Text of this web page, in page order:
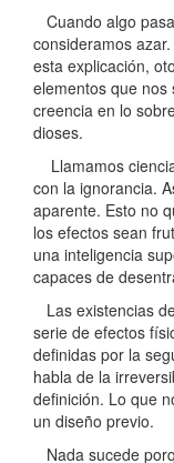
Cuando algo
consideramos
esta explicación,
elementos que nos
creencia en lo
dioses.
Llamamos
con la ignorancia.
aparente. Esto no
los efectos sean
una inteligencia
capaces de
Las existencias
serie de efectos
definidas por la
habla de la
definición. Lo que
un diseño previo.
Nada sucede